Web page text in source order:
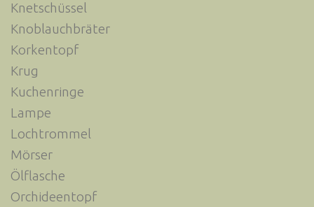
Knetschüssel
Knoblauchbräter
Korkentopf
Krug
Kuchenringe
Lampe
Lochtrommel
Mörser
Ölflasche
Orchideentopf